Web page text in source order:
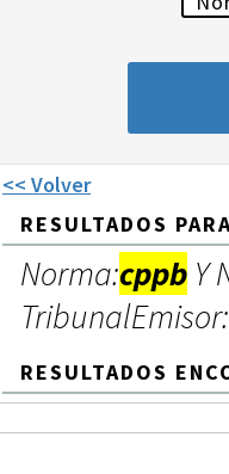
<< Volver
RESULTADOS
Norma:cppb Y
RESULTADOS